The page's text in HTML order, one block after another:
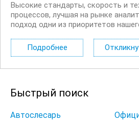
Высокие стандарты, скорость и
процессов, лучшая на рынке
подход одни из приоритетов
предстоит заниматься:
банковские продукты.
Подробнее
Быстрый поиск
Автослесарь